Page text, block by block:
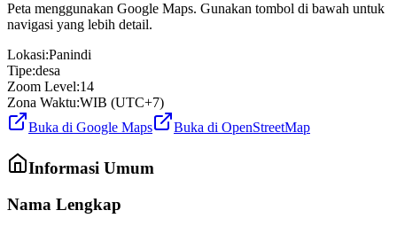
Peta menggunakan Google Maps. Gunakan tombol di bawah untuk
navigasi yang lebih detail.
Lokasi:Panindi
Tipe:desa
Zoom Level:14
Zona Waktu:WIB (UTC+7)
Buka di Google Maps
Buka di OpenStreetMap
Informasi Umum
Nama Lengkap